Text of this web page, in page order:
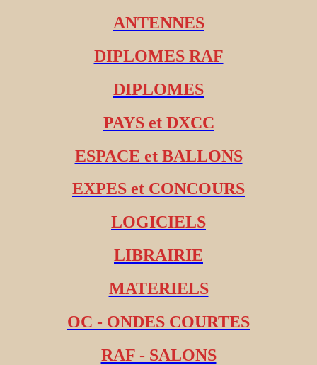
ANTENNES
DIPLOMES RAF
DIPLOMES
PAYS et DXCC
ESPACE et BALLONS
EXPES et CONCOURS
LOGICIELS
LIBRAIRIE
MATERIELS
OC - ONDES COURTES
RAF - SALONS